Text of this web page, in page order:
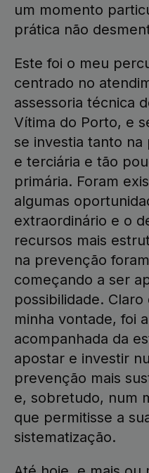
um momento
prática não
Este foi o meu
centrado no
assessoria técnica
Vítima do Porto, e
se investia tanto
e terciária e tão
primária. Foram
algumas
extraordinário e o
recursos mais
na prevenção
começando a ser
possibilidade.
minha vontade, foi
acompanhada da
apostar e investir
prevenção mais
e, sobretudo, num
que permitisse a
sistematização.